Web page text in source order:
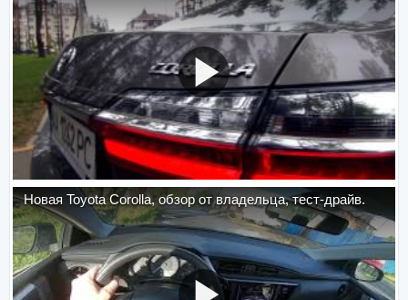
Новая Toyota Corolla, обзор от владельца, тест-драйв.